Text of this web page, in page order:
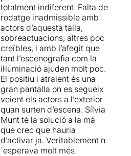
totalment indiferent. Falta de
rodatge inadmissible amb
actors d’aquesta talla,
sobreactuacions, altres poc
creïbles, i amb l’afegit que
tant l’escenografia com la
il·luminació ajuden molt poc.
El positiu i atraient és una
gran pantalla on es segueix
veient els actors a l’exterior
quan surten d’escena. Sílvia
Munt té la solució a la mà
que crec que hauria
d’activar ja. Veritablement n
´esperava molt més.